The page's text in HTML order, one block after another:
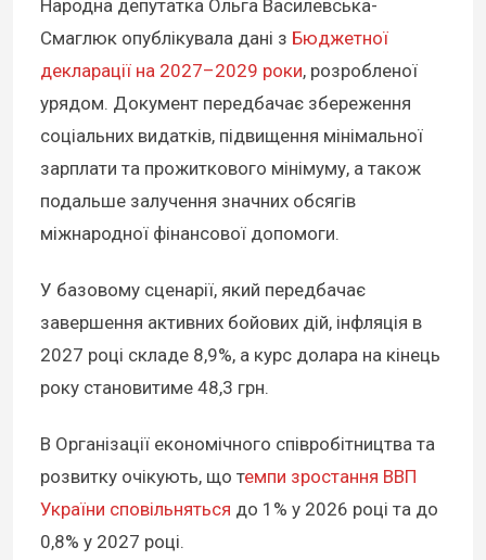
Народна депутатка Ольга Василевська-
Смаглюк опублікувала дані з Бюджетної
декларації на 2027–2029 роки, розробленої
урядом. Документ передбачає збереження
соціальних видатків, підвищення мінімальної
зарплати та прожиткового мінімуму, а також
подальше залучення значних обсягів
міжнародної фінансової допомоги.
У базовому сценарії, який передбачає
завершення активних бойових дій, інфляція в
2027 році складе 8,9%, а курс долара на кінець
року становитиме 48,3 грн.
В Організації економічного співробітництва та
розвитку очікують, що темпи зростання ВВП
України сповільняться до 1% у 2026 році та до
0,8% у 2027 році.